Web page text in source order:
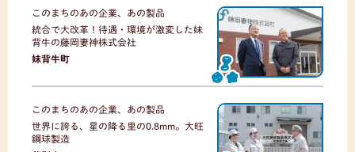
このまちのあの企業、あの製品
統合で大改革！待遇・環境が激変した妹
背牛の藤岡妻神株式会社
妹背牛町
このまちのあの企業、あの製品
世界に誇る、星の降る里の0.8mm。大旺
鋼球製造